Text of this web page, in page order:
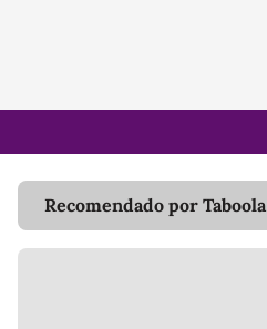
Recomendado por Taboola